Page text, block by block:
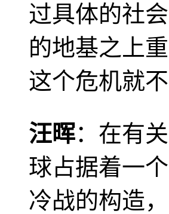
过具体的社
的地基之上
这个危机就
汪晖：在有
球占据着一
冷战的构造